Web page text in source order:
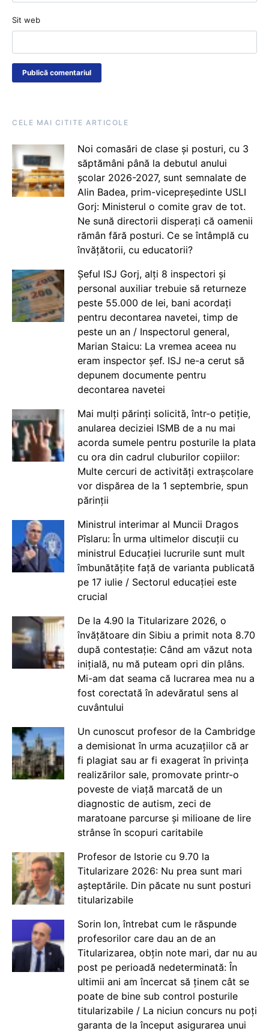
Sit web
CELE MAI CITITE ARTICOLE
Noi comasări de clase și posturi, cu 3
săptămâni până la debutul anului
școlar 2026-2027, sunt semnalate de
Alin Badea, prim-vicepreședinte USLI
Gorj: Ministerul o comite grav de tot.
Ne sună directorii disperați că oamenii
rămân fără posturi. Ce se întâmplă cu
învățătorii, cu educatorii?
Șeful ISJ Gorj, alți 8 inspectori și
personal auxiliar trebuie să returneze
peste 55.000 de lei, bani acordați
pentru decontarea navetei, timp de
peste un an / Inspectorul general,
Marian Staicu: La vremea aceea nu
eram inspector șef. ISJ ne-a cerut să
depunem documente pentru
decontarea navetei
Mai mulți părinți solicită, într-o petiție,
anularea deciziei ISMB de a nu mai
acorda sumele pentru posturile la plata
cu ora din cadrul cluburilor copiilor:
Multe cercuri de activități extrașcolare
vor dispărea de la 1 septembrie, spun
părinții
Ministrul interimar al Muncii Dragos
Pîslaru: În urma ultimelor discuții cu
ministrul Educației lucrurile sunt mult
îmbunătățite față de varianta publicată
pe 17 iulie / Sectorul educației este
crucial
De la 4.90 la Titularizare 2026, o
învățătoare din Sibiu a primit nota 8.70
după contestație: Când am văzut nota
inițială, nu mă puteam opri din plâns.
Mi-am dat seama că lucrarea mea nu a
fost corectată în adevăratul sens al
cuvântului
Un cunoscut profesor de la Cambridge
a demisionat în urma acuzațiilor că ar
fi plagiat sau ar fi exagerat în privința
realizărilor sale, promovate printr-o
poveste de viață marcată de un
diagnostic de autism, zeci de
maratoane parcurse și milioane de lire
strânse în scopuri caritabile
Profesor de Istorie cu 9.70 la
Titularizare 2026: Nu prea sunt mari
așteptările. Din păcate nu sunt posturi
titularizabile
Sorin Ion, întrebat cum le răspunde
profesorilor care dau an de an
Titularizarea, obțin note mari, dar nu au
post pe perioadă nedeterminată: În
ultimii ani am încercat să ținem cât se
poate de bine sub control posturile
titularizabile / La niciun concurs nu poți
garanta de la început asigurarea unui